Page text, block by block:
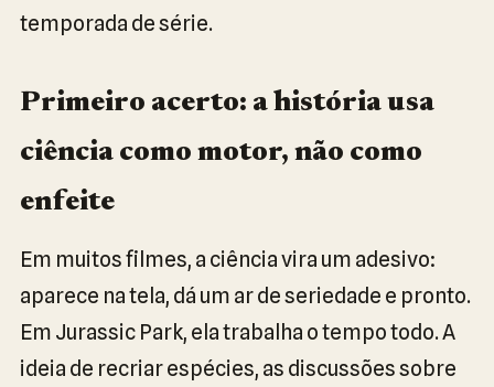
temporada de série.
Primeiro acerto: a história usa
ciência como motor, não como
enfeite
Em muitos filmes, a ciência vira um adesivo:
aparece na tela, dá um ar de seriedade e pronto.
Em Jurassic Park, ela trabalha o tempo todo. A
ideia de recriar espécies, as discussões sobre